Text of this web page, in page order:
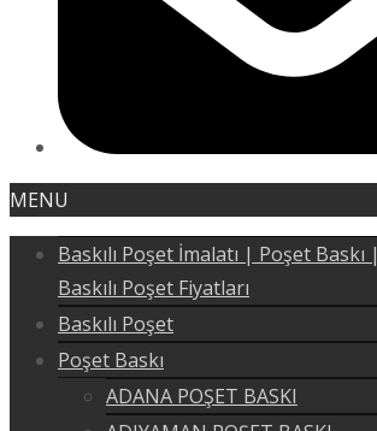
MENU
Baskılı Poşet İmalatı | Poşet Baskı |
Baskılı Poşet Fiyatları
Baskılı Poşet
Poşet Baskı
ADANA POŞET BASKI